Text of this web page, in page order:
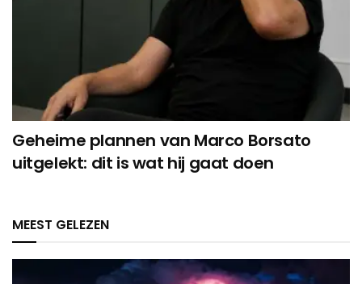
Geheime plannen van Marco Borsato
uitgelekt: dit is wat hij gaat doen
MEEST GELEZEN